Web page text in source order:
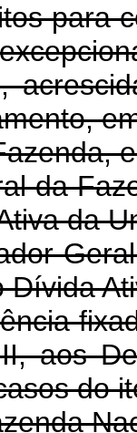
para
da
fixada
aos
do